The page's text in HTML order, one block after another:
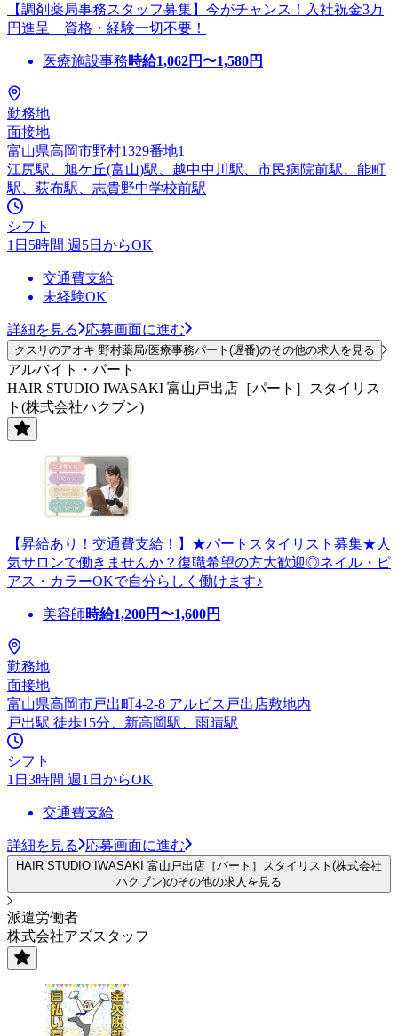
【調剤薬局事務スタッフ募集】今がチャンス！入社祝金3万
円進呈 資格・経験一切不要！
医療施設事務時給1,062円〜1,580円
勤務地
面接地
富山県高岡市野村1329番地1
江尻駅、旭ケ丘(富山)駅、越中中川駅、市民病院前駅、能町
駅、荻布駅、志貴野中学校前駅
シフト
1日5時間 週5日からOK
交通費支給
未経験OK
詳細を見る 応募画面に進む
クスリのアオキ 野村薬局/医療事務パート(遅番)のその他の求人を見る
アルバイト・パート
HAIR STUDIO IWASAKI 富山戸出店［パート］スタイリス
ト(株式会社ハクブン)
【昇給あり！交通費支給！】★パートスタイリスト募集★人
気サロンで働きませんか？復職希望の方大歓迎◎ネイル・ピ
アス・カラーOKで自分らしく働けます♪
美容師時給1,200円〜1,600円
勤務地
面接地
富山県高岡市戸出町4-2-8 アルビス戸出店敷地内
戸出駅 徒歩15分、新高岡駅、雨晴駅
シフト
1日3時間 週1日からOK
交通費支給
詳細を見る 応募画面に進む
HAIR STUDIO IWASAKI 富山戸出店［パート］スタイリスト(株式会社
ハクブン)のその他の求人を見る
派遣労働者
株式会社アズスタッフ